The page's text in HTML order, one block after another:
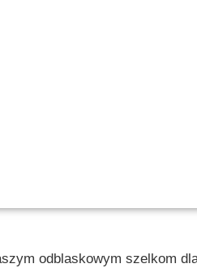
odblaskowym szelkom dla